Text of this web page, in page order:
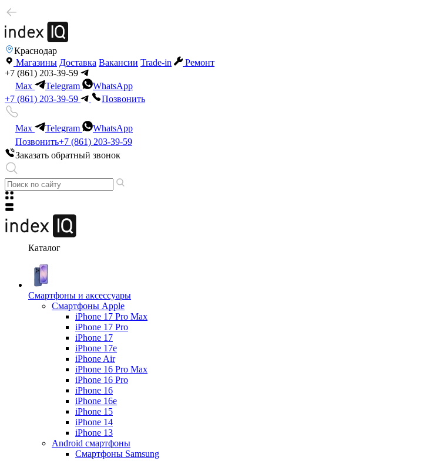
Краснодар
Магазины Доставка Вакансии Trade-in
Ремонт
+7 (861) 203-39-59
Max
Telegram
WhatsApp
+7 (861) 203-39-59
Позвонить
Max Telegram
WhatsApp
Позвонить+7 (861) 203-39-59
Заказать обратный звонок
Каталог
Смартфоны и аксессуары
Смартфоны Apple
iPhone 17 Pro Max
iPhone 17 Pro
iPhone 17
iPhone 17e
iPhone Air
iPhone 16 Pro Max
iPhone 16 Pro
iPhone 16
iPhone 16e
iPhone 15
iPhone 14
iPhone 13
Android cмартфоны
Смартфоны Samsung